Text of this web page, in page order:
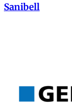
Sanibell